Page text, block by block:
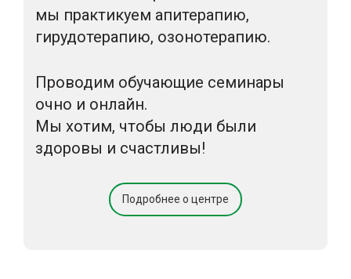
мы практикуем апитерапию,
гирудотерапию, озонотерапию.
Проводим обучающие семинары
очно и онлайн.
Мы хотим, чтобы люди были
здоровы и счастливы!
Подробнее о центре